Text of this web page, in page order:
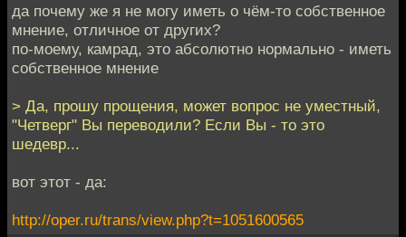
да почему же я не могу иметь о чём-то собственное
мнение, отличное от других?
по-моему, камрад, это абсолютно нормально - иметь
собственное мнение
> Да, прошу прощения, может вопрос не уместный,
"Четверг" Вы переводили? Если Вы - то это
шедевр...
вот этот - да:
http://oper.ru/trans/view.php?t=1051600565